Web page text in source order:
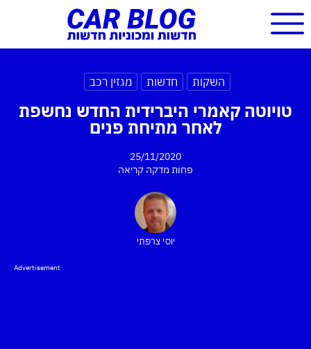
השקות חדשות מגזין רכב
טויוטה קאמרי היברידית החדש נחשפת
לאחר מתיחת פנים
25/11/2020
פחות מדקה קריאה
יוסי צרפתי
Advertisement